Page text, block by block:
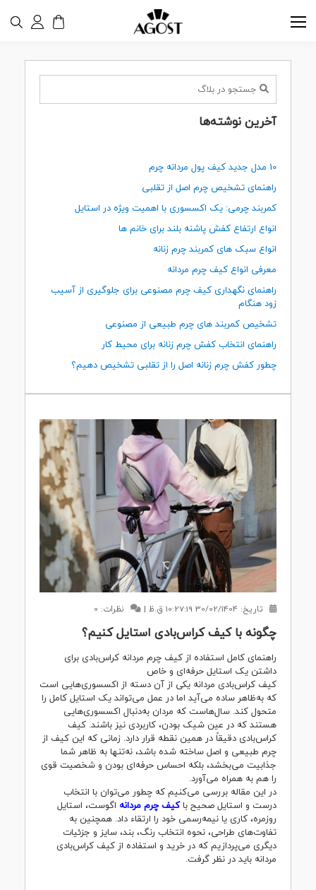
تاریخ: 30/02/1404 10:27:19 ق.ظ | نظرات: 0
چگونه با کیف کراس‌بادی استایل کنیم؟
راهنمای کامل استفاده از کیف چرم مردانه کراس‌بادی برای
داشتن یک استایل حرفه‌ای و خاص
کیف کراس‌بادی مردانه یکی از آن دسته از اکسسوری‌هایی است
که به‌ظاهر ساده می‌آید اما در عمل می‌تواند یک استایل کامل را
متحول کند. سال‌هاست که مردان به‌دنبال اکسسوری‌هایی
هستند که در عین شیک بودن، کاربردی نیز باشند. کیف
کراس‌بادی دقیقاً در همین نقطه قرار دارد. زمانی که این کیف از
چرم طبیعی و اصل ساخته شده باشد، نه‌تنها به ظاهر شما
جذابیت می‌بخشد، بلکه احساس حرفه‌ای بودن و شخصیت قوی
را هم به همراه می‌آورد.
در این مقاله بررسی می‌کنیم که چطور می‌توان با انتخاب
درست و استایل صحیح باکیف چرم مردانه اگوست، استایل
روزمره، کاری یا نیمه‌رسمی خود را ارتقاء داد. همچنین به
تفاوت‌های طراحی، نحوه انتخاب رنگ، بند، سایز و جزئیات
دیگری می‌پردازیم که در خرید و استفاده از کیف کراس‌بادی
مردانه باید در نظر گرفت.
آخرین نوشته‌ها
10 مدل جدید کیف پول مردانه چرم
راهنمای تشخیص چرم اصل از تقلبی
کمربند چرمی: یک اکسسوری با اهمیت ویژه در استایل
انواع ارتفاع کفش پاشنه بلند برای خانم ها
انواع سبک های کمربند چرم زنانه
معرفی انواع کیف چرم مردانه
راهنمای نگهداری کیف چرم مصنوعی برای جلوگیری از آسیب
زود هنگام
تشخیص کمربند های چرم طبیعی از مصنوعی
راهنمای انتخاب کفش چرم زنانه برای محیط کار
چطور کفش چرم زنانه اصل را از تقلبی تشخیص دهیم؟